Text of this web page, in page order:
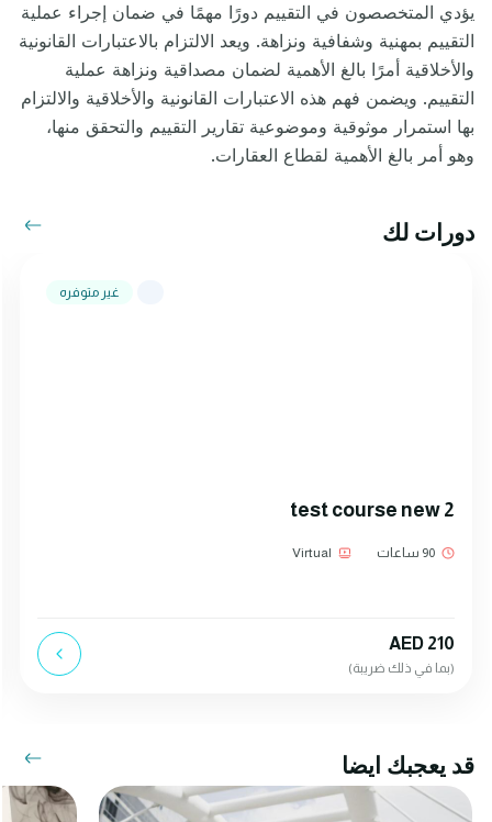
يؤدي المتخصصون في التقييم دورًا مهمًا في ضمان إجراء عملية
التقييم بمهنية وشفافية ونزاهة. ويعد الالتزام بالاعتبارات القانونية
والأخلاقية أمرًا بالغ الأهمية لضمان مصداقية ونزاهة عملية
التقييم. ويضمن فهم هذه الاعتبارات القانونية والأخلاقية والالتزام
بها استمرار موثوقية وموضوعية تقارير التقييم والتحقق منها،
وهو أمر بالغ الأهمية لقطاع العقارات.
دورات لك
غير متوفره
test course new 2
90 ساعات Virtual
AED 210
(بما في ذلك ضريبة)
قد يعجبك ايضا